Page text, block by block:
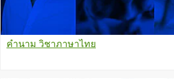
คำนาม วิชาภาษาไทย